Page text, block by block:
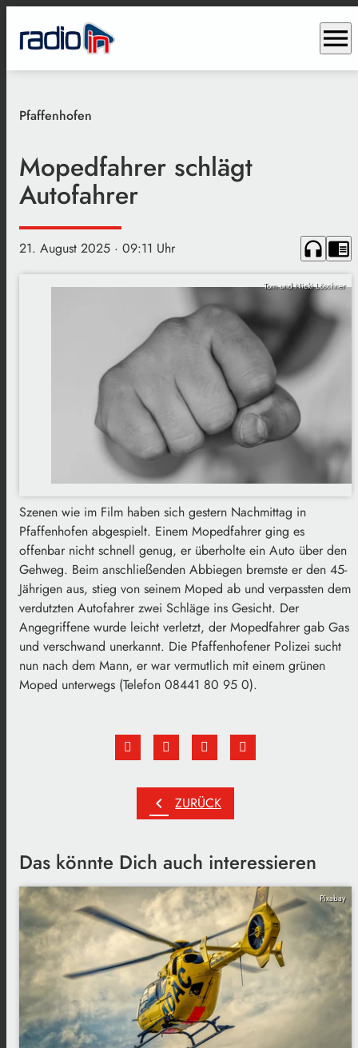
menu
Pfaffenhofen
Mopedfahrer schlägt
Autofahrer
21. August 2025 · 09:11 Uhr headphones chrome_reader_mode
Tom und Nicki Löschner
Szenen wie im Film haben sich gestern Nachmittag in
Pfaffenhofen abgespielt. Einem Mopedfahrer ging es
offenbar nicht schnell genug, er überholte ein Auto über den
Gehweg. Beim anschließenden Abbiegen bremste er den 45-
Jährigen aus, stieg von seinem Moped ab und verpassten dem
verdutzten Autofahrer zwei Schläge ins Gesicht. Der
Angegriffene wurde leicht verletzt, der Mopedfahrer gab Gas
und verschwand unerkannt. Die Pfaffenhofener Polizei sucht
nun nach dem Mann, er war vermutlich mit einem grünen
Moped unterwegs (Telefon 08441 80 95 0).
chevron_left ZURÜCK
Das könnte Dich auch interessieren
Pixabay